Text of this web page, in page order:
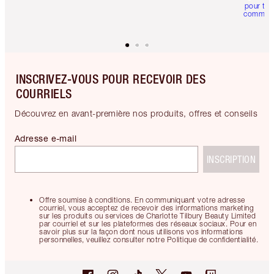
pour
INSCRIVEZ-VOUS POUR RECEVOIR DES
COURRIELS
Découvrez en avant-première nos produits, offres et conseils
Offre soumise à conditions. En communiquant votre adresse
courriel, vous acceptez de recevoir des informations marketing
sur les produits ou services de Charlotte Tilbury Beauty Limited
par courriel et sur les plateformes des réseaux sociaux. Pour en
savoir plus sur la façon dont nous utilisons vos informations
personnelles, veuillez consulter notre Politique de confidentialité.
Adresse e-mail
INSCRIPTION